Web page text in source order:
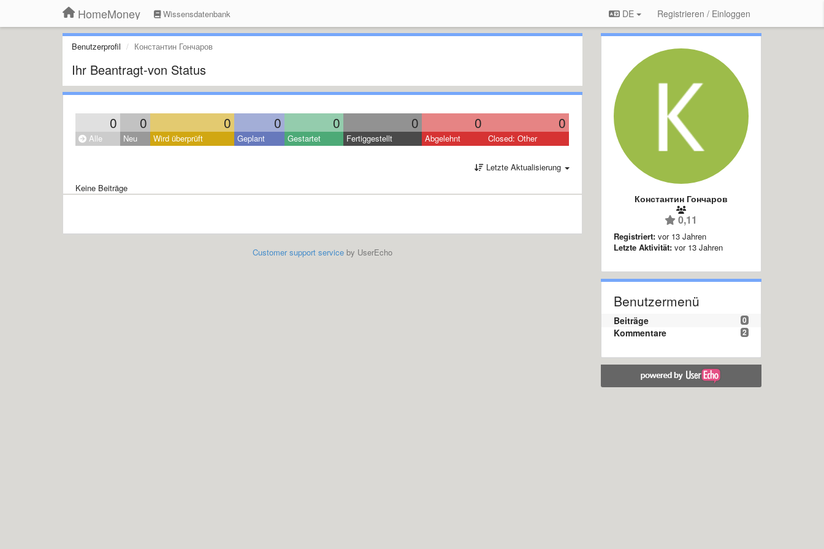
HomeMoney Wissensdatenbank DE Registrieren / Einloggen
Benutzerprofil Константин Гончаров
Ihr Beantragt-von Status
0 0 0 0 0 0 0 0
Alle Neu Wird überprüft Geplant Gestartet Fertiggestellt Abgelehnt Closed: Other
Letzte Aktualisierung
Keine Beiträge
Customer support serviceby UserEcho
Константин Гончаров
0,11
Registriert: vor 13 Jahren
Letzte Aktivität: vor 13 Jahren
Benutzermenü
0
Beiträge
2
Kommentare